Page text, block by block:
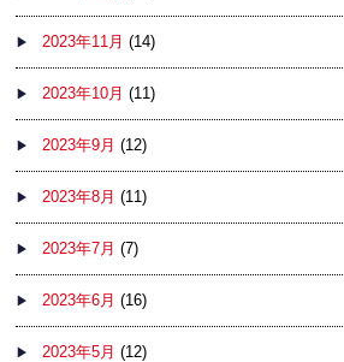
2023年11月 (14)
2023年10月 (11)
2023年9月 (12)
2023年8月 (11)
2023年7月 (7)
2023年6月 (16)
2023年5月 (12)